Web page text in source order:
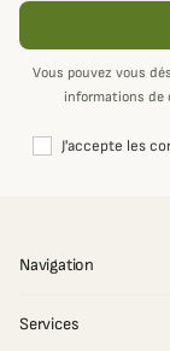
Vous pouvez vous
informations de
J'accepte les
Navigation
Services